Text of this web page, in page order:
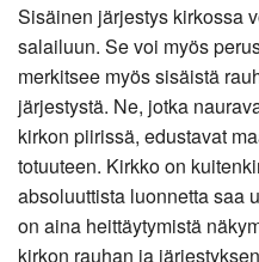
Sisäinen järjestys kirkossa
salailuun. Se voi myös
merkitsee myös sisäistä
järjestystä. Ne, jotka
kirkon piirissä, edustavat
totuuteen. Kirkko on
absoluuttista luonnetta saa
on aina heittäytymistä
kirkon rauhan ja